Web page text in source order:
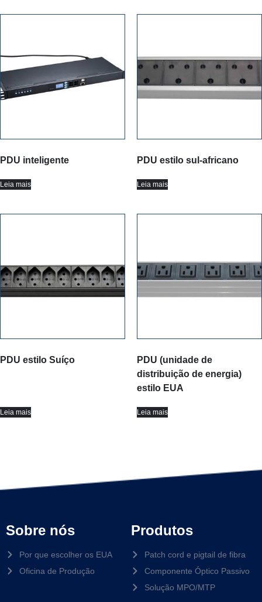
PDU inteligente
Leia mais
PDU estilo sul-africano
Leia mais
PDU estilo Suíço
Leia mais
PDU (unidade de
distribuição de energia)
estilo EUA
Leia mais
Sobre nós
Por que escolher os EUA
Oficina de Produção
Produtos
Patch cord e pigtail de fibra
Componente Óptico Passivo
Solução MPO/MTP